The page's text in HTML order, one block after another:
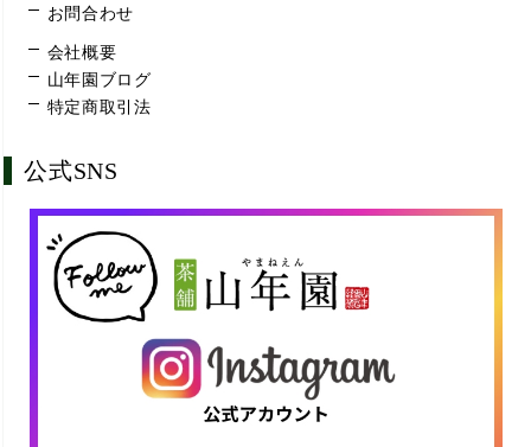
お問合わせ
会社概要
山年園ブログ
特定商取引法
公式SNS